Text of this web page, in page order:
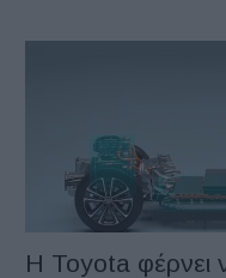
Η Toyota φέρνει